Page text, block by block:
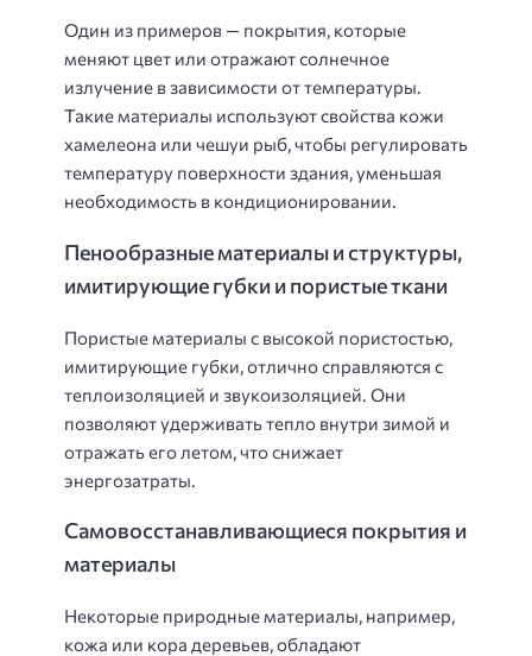
Один из примеров — покрытия, которые
меняют цвет или отражают солнечное
излучение в зависимости от температуры.
Такие материалы используют свойства кожи
хамелеона или чешуи рыб, чтобы регулировать
температуру поверхности здания, уменьшая
необходимость в кондиционировании.
Пенообразные материалы и структуры,
имитирующие губки и пористые ткани
Пористые материалы с высокой пористостью,
имитирующие губки, отлично справляются с
теплоизоляцией и звукоизоляцией. Они
позволяют удерживать тепло внутри зимой и
отражать его летом, что снижает
энергозатраты.
Самовосстанавливающиеся покрытия и
материалы
Некоторые природные материалы, например,
кожа или кора деревьев, обладают